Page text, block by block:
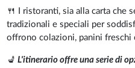
🍴 I ristoranti, sia alla carta che
tradizionali e speciali per
offrono colazioni, panini freschi
💺 L'itinerario offre una serie di